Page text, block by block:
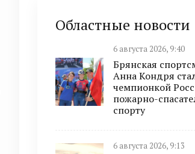
Областные новости
6 августа 2026, 9:40
Брянская
Анна Кондря
чемпионкой
пожарно-
спорту
6 августа 2026, 9:13